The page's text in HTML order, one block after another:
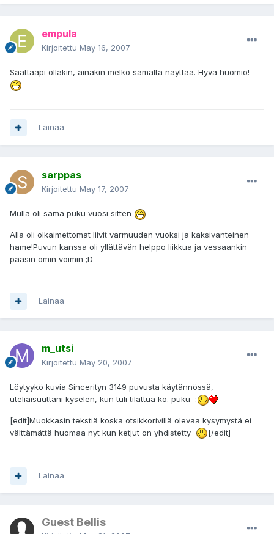
empula
Kirjoitettu May 16, 2007
Saattaapi ollakin, ainakin melko samalta näyttää. Hyvä huomio!
Lainaa
sarppas
Kirjoitettu May 17, 2007
Mulla oli sama puku vuosi sitten
Alla oli olkaimettomat liivit varmuuden vuoksi ja kaksivanteinen
hame!Puvun kanssa oli yllättävän helppo liikkua ja vessaankin
pääsin omin voimin ;D
Lainaa
m_utsi
Kirjoitettu May 20, 2007
Löytyykö kuvia Sincerityn 3149 puvusta käytännössä,
uteliaisuuttani kyselen, kun tuli tilattua ko. puku :
[edit]Muokkasin tekstiä koska otsikkorivillä olevaa kysymystä ei
välttämättä huomaa nyt kun ketjut on yhdistetty
[/edit]
Lainaa
Guest Bellis